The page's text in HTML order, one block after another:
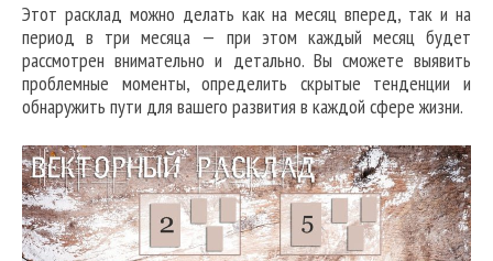
Этот расклад можно делать как на месяц вперед, так и на
период в три месяца — при этом каждый месяц будет
рассмотрен внимательно и детально. Вы сможете выявить
проблемные моменты, определить скрытые тенденции и
обнаружить пути для вашего развития в каждой сфере жизни.